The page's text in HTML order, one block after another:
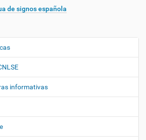
de signos española
informativas